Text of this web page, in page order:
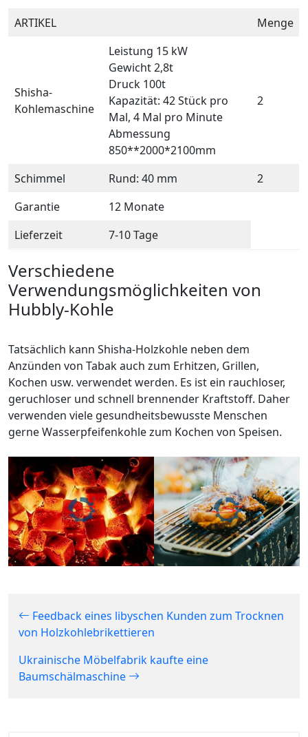
ARTIKEL Menge
Shisha-
Kohlemaschine
Leistung 15 kW
Gewicht 2,8t
Druck 100t
Kapazität: 42 Stück pro
Mal, 4 Mal pro Minute
Abmessung
850**2000*2100mm
2
Schimmel Rund: 40 mm
2
Garantie
12 Monate
Lieferzeit
7-10 Tage
Verschiedene
Verwendungsmöglichkeiten von
Hubbly-Kohle
Tatsächlich kann Shisha-Holzkohle neben dem
Anzünden von Tabak auch zum Erhitzen, Grillen,
Kochen usw. verwendet werden. Es ist ein rauchloser,
geruchloser und schnell brennender Kraftstoff. Daher
verwenden viele gesundheitsbewusste Menschen
gerne Wasserpfeifenkohle zum Kochen von Speisen.
Feedback eines libyschen Kunden zum Trocknen
von Holzkohlebrikettieren
Ukrainische Möbelfabrik kaufte eine
Baumschälmaschine